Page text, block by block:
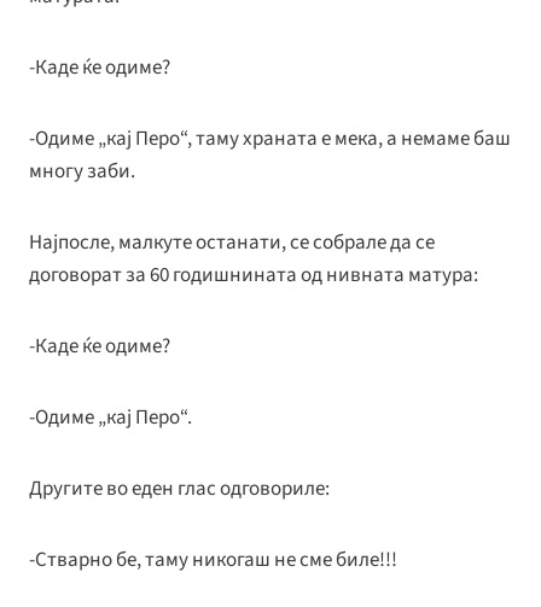
-Каде ќе одиме?
-Одиме „кај Перо“, таму храната е мека, а немаме баш
многу заби.
Најпосле, малкуте останати, се собрале да се
договорат за 60 годишнината од нивната матура:
-Каде ќе одиме?
-Одиме „кај Перо“.
Другите во еден глас одговориле:
-Стварно бе, таму никогаш не сме биле!!!